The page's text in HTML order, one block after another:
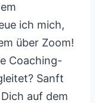
ich mich,
über Zoom!
Coaching-
Sanft
auf dem